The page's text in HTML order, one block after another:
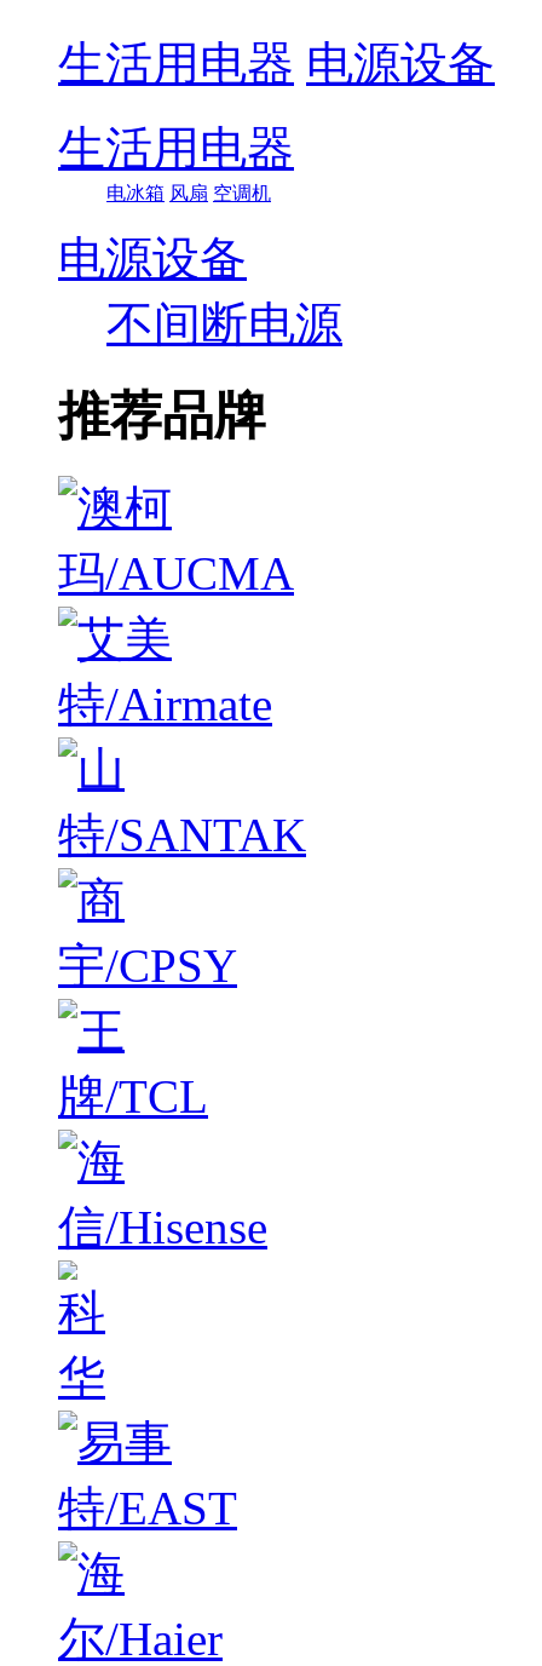
生活用电器 电源设备
生活用电器
电冰箱 风扇 空调机
电源设备
不间断电源
推荐品牌